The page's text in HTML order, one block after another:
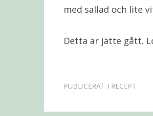
med sallad och lite
Detta är jätte gått.
PUBLICERAT I RECEPT